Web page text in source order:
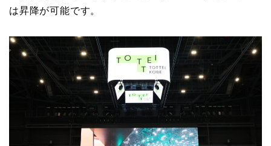
は昇降が可能です。